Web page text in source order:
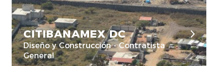
CITIBANAMEX DC
Diseño y Construcción - Contratista
General